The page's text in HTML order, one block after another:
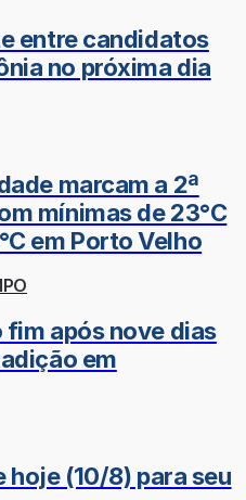
entre candidatos
no próxima dia
marcam a 2ª
mínimas de 23°C
em Porto Velho
fim após nove dias
em
hoje (10/8) para seu